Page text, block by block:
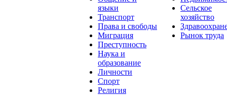
языки
Транспорт
Права и свободы
Миграция
Преступность
Наука и
образование
Личности
Спорт
Религия
Сельское
хозяйство
Рынок труда